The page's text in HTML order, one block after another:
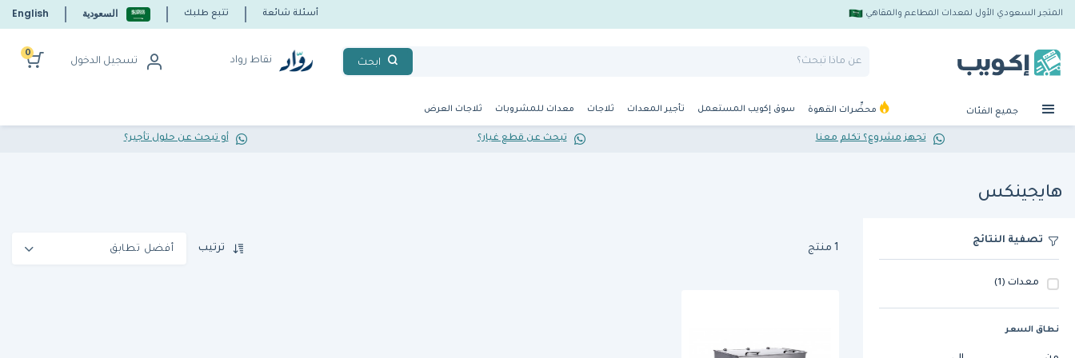
المتجر السعودي الأول لمعدات المطاعم والمقاهي أسئلة شائعة تتبع طلبك السعودية English
ابحث نقاط رواد تسجيل الدخول
0
جميع الفئات محضِّرات القهوة سوق إكويب المستعمل تأجير المعدات ثلاجات معدات للمشروبات ثلاجات العرض
تجهز مشروع؟ تكلم معنا تبحث عن قطع غيار؟ أو تبحث عن حلول تأجير؟
هايجينكس
تصفية النتائج
معدات (1)
نطاق السعر
1 منتج ترتيب أفضل تطابق